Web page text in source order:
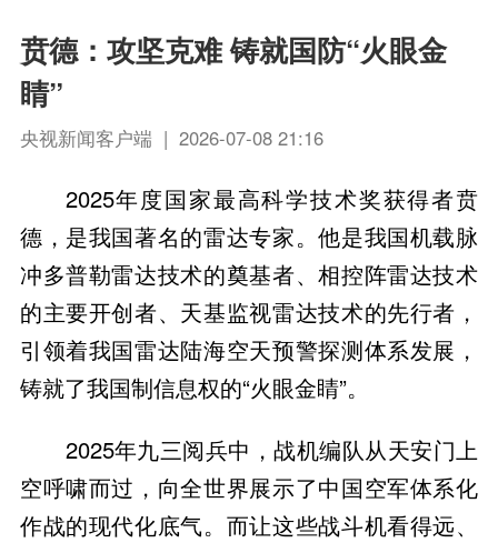
贲德：攻坚克难 铸就国防“火眼金
睛”
央视新闻客户端 | 2026-07-08 21:16
2025年度国家最高科学技术奖获得者贲
德，是我国著名的雷达专家。他是我国机载脉
冲多普勒雷达技术的奠基者、相控阵雷达技术
的主要开创者、天基监视雷达技术的先行者，
引领着我国雷达陆海空天预警探测体系发展，
铸就了我国制信息权的“火眼金睛”。
2025年九三阅兵中，战机编队从天安门上
空呼啸而过，向全世界展示了中国空军体系化
作战的现代化底气。而让这些战斗机看得远、